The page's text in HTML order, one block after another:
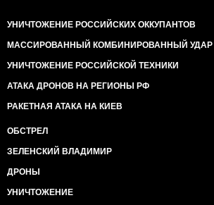
УНИЧТОЖЕНИЕ РОССИЙСКИХ ОККУПАНТОВ
МАССИРОВАННЫЙ КОМБИНИРОВАННЫЙ УДАР
УНИЧТОЖЕНИЕ РОССИЙСКОЙ ТЕХНИКИ
АТАКА ДРОНОВ НА РЕГИОНЫ РФ
РАКЕТНАЯ АТАКА НА КИЕВ
ОБСТРЕЛ
ЗЕЛЕНСКИЙ ВЛАДИМИР
ДРОНЫ
УНИЧТОЖЕНИЕ